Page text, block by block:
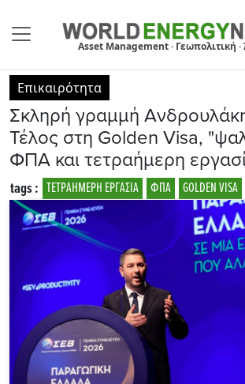
Asset Management · Γεωπολιτική
Επικαιρότητα
Σκληρή γραμμή
Τέλος στη Golden Visa,
ΦΠΑ και τετραήμερη
GOLDEN VISA
ΦΠΑ
ΤΕΤΡΑΗΜΕΡΗ ΕΡΓΑΣΙΑ
tags :